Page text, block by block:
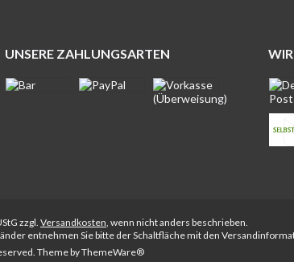
UNSERE ZAHLUNGSARTEN
zzgl. Versandkosten, wenn nicht anders beschrieben.
entnehmen Sie bitte der Schaltfläche mit den
Theme byThemeWare®